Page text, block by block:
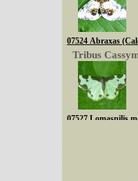
07524 Abraxas
Tribus
07527 Lomaspilis